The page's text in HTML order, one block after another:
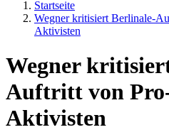
Startseite
Wegner kritisiert Berlinale-
Aktivisten
Wegner
Auftritt von
Aktivisten